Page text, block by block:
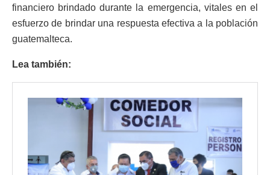
financiero brindado durante la emergencia, vitales en el
esfuerzo de brindar una respuesta efectiva a la población
guatemalteca.
Lea también: